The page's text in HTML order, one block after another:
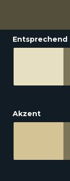
Entsprechend
Akzent